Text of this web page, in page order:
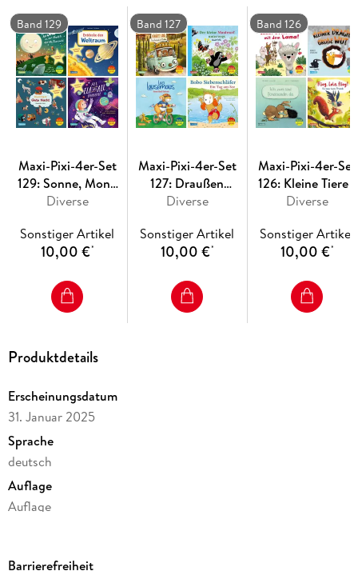
Maxi Pixi 463: Entdecke die Tierkinder
Maxi Pixi 464: Hier kommt Polly Osterkuh!
Band 129
Maxi-Pixi-4er-Set
129: Sonne, Mond
und Sterne leuchten
Diverse
Sonstiger Artikel
10,00 €*
Band 127
Maxi-Pixi-4er-Set
127: Draußen
unterwegs (4x1
Diverse
Sonstiger Artikel
10,00 €*
Band 126
Maxi-Pixi-4er-Set
126: Kleine Tiere -
große Gefühle
Diverse
Sonstiger Artikel
10,00 €*
Produktdetails
Erscheinungsdatum
31. Januar 2025
Sprache
deutsch
Auflage
Auflage
Barrierefreiheit